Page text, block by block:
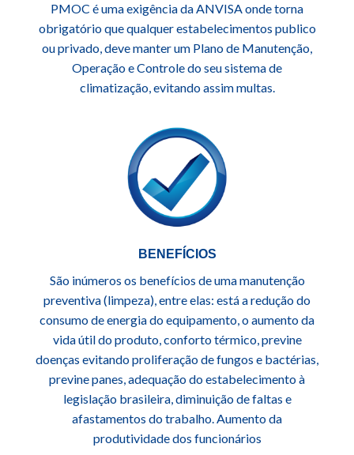
PMOC é uma exigência da ANVISA onde torna
obrigatório que qualquer estabelecimentos publico
ou privado, deve manter um Plano de Manutenção,
Operação e Controle do seu sistema de
climatização, evitando assim multas.
BENEFÍCIOS
São inúmeros os benefícios de uma manutenção
preventiva (limpeza), entre elas: está a redução do
consumo de energia do equipamento, o aumento da
vida útil do produto, conforto térmico, previne
doenças evitando proliferação de fungos e bactérias,
previne panes, adequação do estabelecimento à
legislação brasileira, diminuição de faltas e
afastamentos do trabalho. Aumento da
produtividade dos funcionários